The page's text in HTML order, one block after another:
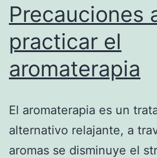
Precauciones
practicar el
aromaterapia
El aromaterapia es un
alternativo relajante, a
aromas se disminuye el